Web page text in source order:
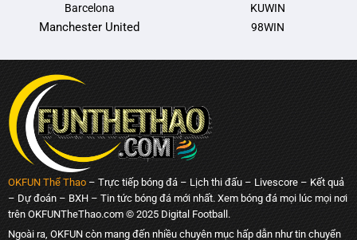
Barcelona
Manchester United
KUWIN
98WIN
OKFUN Thể Thao– Trực tiếp bóng đá – Lịch thi đấu – Livescore – Kết quả
– Dự đoán – BXH – Tin tức bóng đá mới nhất. Xem bóng đá mọi lúc mọi nơi
trên OKFUNTheThao.com © 2025 Digital Football.
Ngoài ra, OKFUN còn mang đến nhiều chuyên mục hấp dẫn như tin chuyển